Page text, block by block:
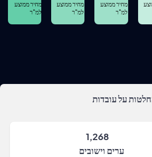
מחיר ממוצע
למ"ר
מחיר ממוצע
למ"ר
מחיר ממוצע
למ"ר
על עובדות
1,268
ערים וישובים